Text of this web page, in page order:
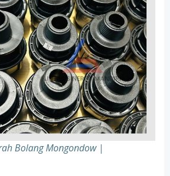
Bolang Mongondow |